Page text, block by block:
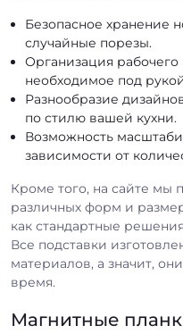
Безопасное хранение
случайные порезы.
Организация рабочего
необходимое под
Разнообразие
по стилю вашей кухни.
Возможность
зависимости от
Кроме того, на сайте мы
различных форм и
как стандартные
Все подставки
материалов, а значит,
время.
Магнитные